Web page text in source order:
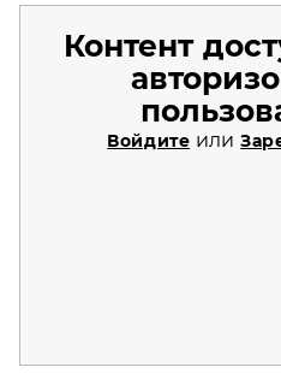
Контент
Войдите или